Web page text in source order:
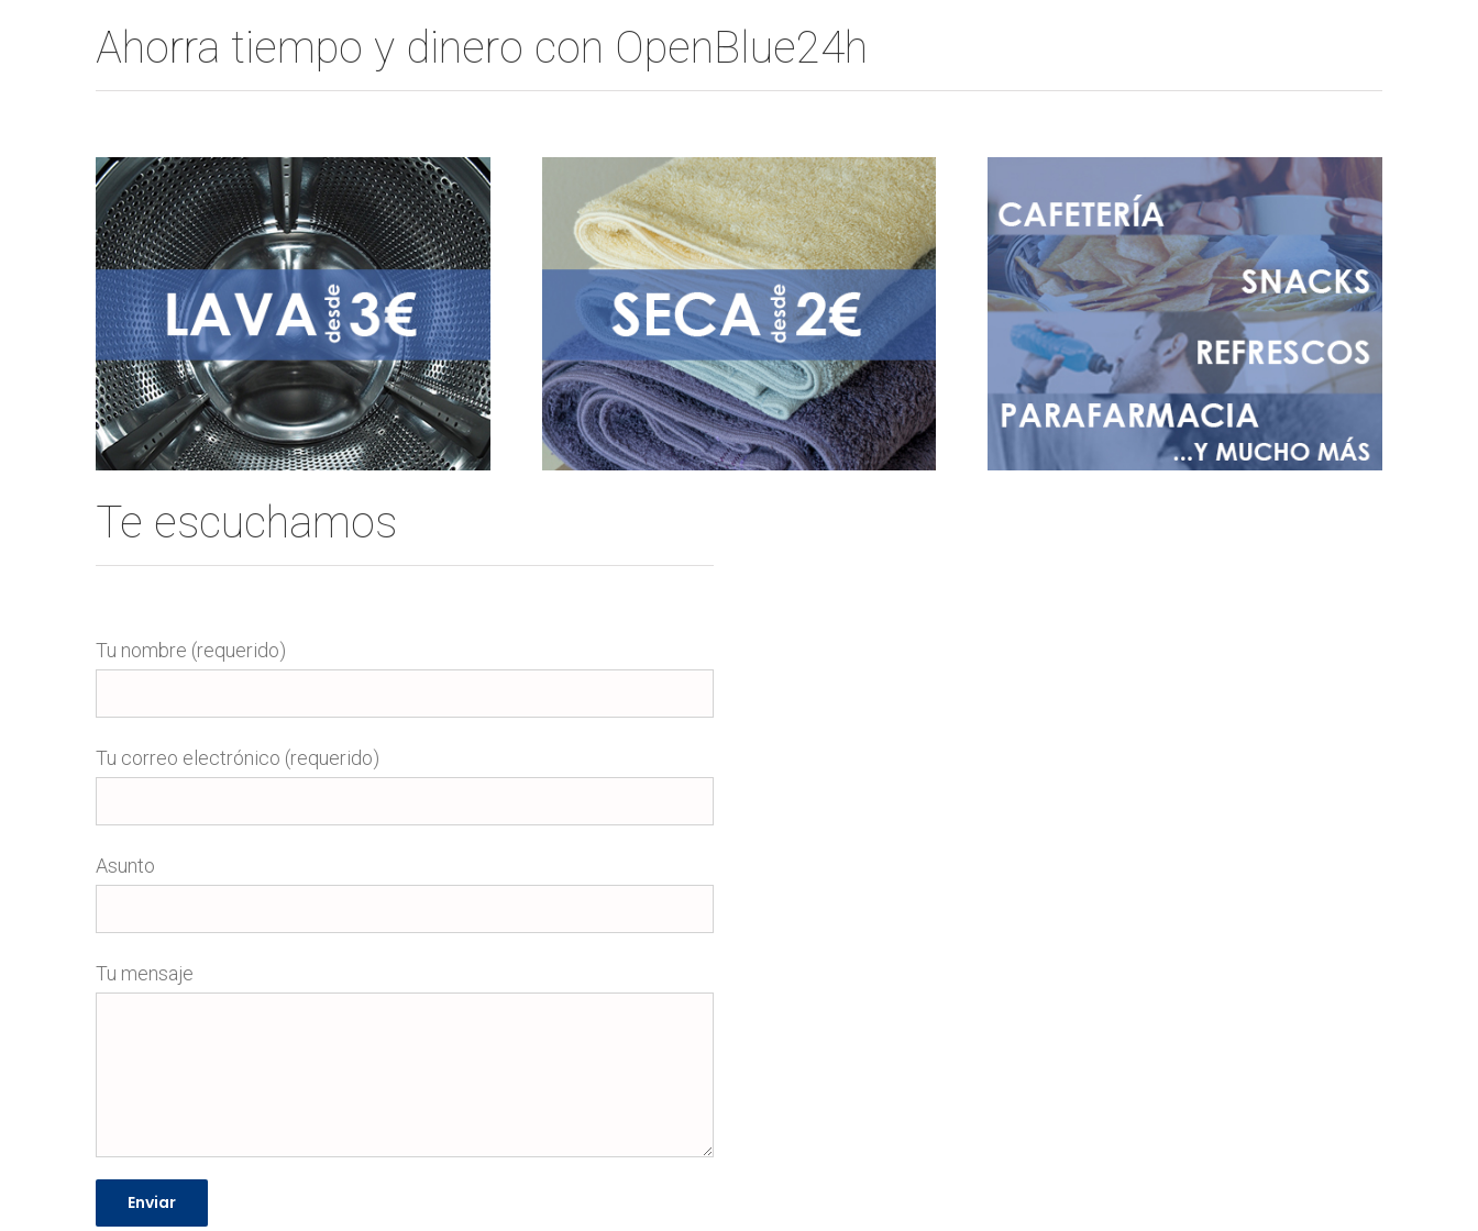
Ahorra tiempo y dinero con OpenBlue24h
Te escuchamos
Tu nombre (requerido)
Tu correo electrónico (requerido)
Asunto
Tu mensaje